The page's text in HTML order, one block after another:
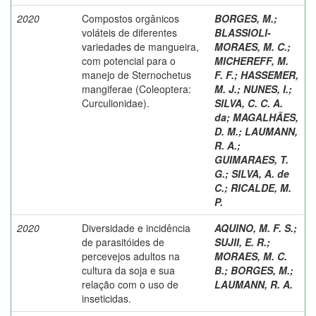
2020
Compostos orgânicos
voláteis de diferentes
variedades de mangueira,
com potencial para o
manejo de Sternochetus
mangiferae (Coleoptera:
Curculionidae).
BORGES, M.;
BLASSIOLI-
MORAES, M. C.;
MICHEREFF, M.
F. F.; HASSEMER,
M. J.; NUNES, I.;
SILVA, C. C. A.
da; MAGALHÃES,
D. M.; LAUMANN,
R. A.;
GUIMARAES, T.
G.; SILVA, A. de
C.; RICALDE, M.
P.
2020
Diversidade e incidência
de parasitóides de
percevejos adultos na
cultura da soja e sua
relação com o uso de
inseticidas.
AQUINO, M. F. S.;
SUJII, E. R.;
MORAES, M. C.
B.; BORGES, M.;
LAUMANN, R. A.